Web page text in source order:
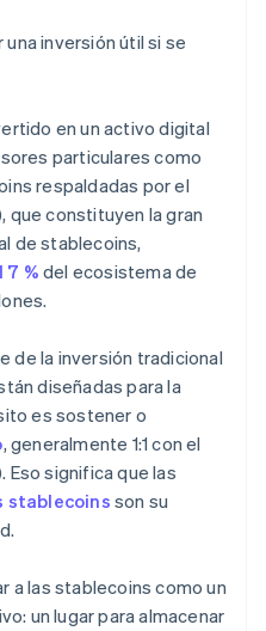
inversión útil si se
en un activo digital
particulares como
respaldadas por el
que constituyen la gran
de stablecoins,
% del ecosistema de
de la inversión tradicional
diseñadas para la
es sostener o
, generalmente 1:1 con el
Eso significa que las
stablecoins son su
a las stablecoins como un
un lugar para almacenar